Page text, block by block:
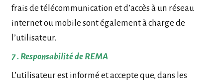
frais de télécommunication et d’accès à un réseau
internet ou mobile sont également à charge de
l’utilisateur.
7 . Responsabilité de REMA
L’utilisateur est informé et accepte que, dans les